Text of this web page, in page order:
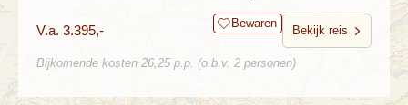
V.a. 3.395,- Bewaren
Bekijk reis
Bijkomende kosten 26,25 p.p. (o.b.v. 2 personen)